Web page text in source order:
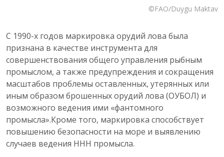
©FAO/Duygu Maktav
С 1990-х годов маркировка орудий лова была
признана в качестве инструмента для
совершенствования общего управления рыбным
промыслом, а также предупреждения и сокращения
масштабов проблемы оставленных, утерянных или
иным образом брошенных орудий лова (ОУБОЛ) и
возможного ведения ими «фантомного
промысла».Кроме того, маркировка способствует
повышению безопасности на море и выявлению
случаев ведения ННН промысла.